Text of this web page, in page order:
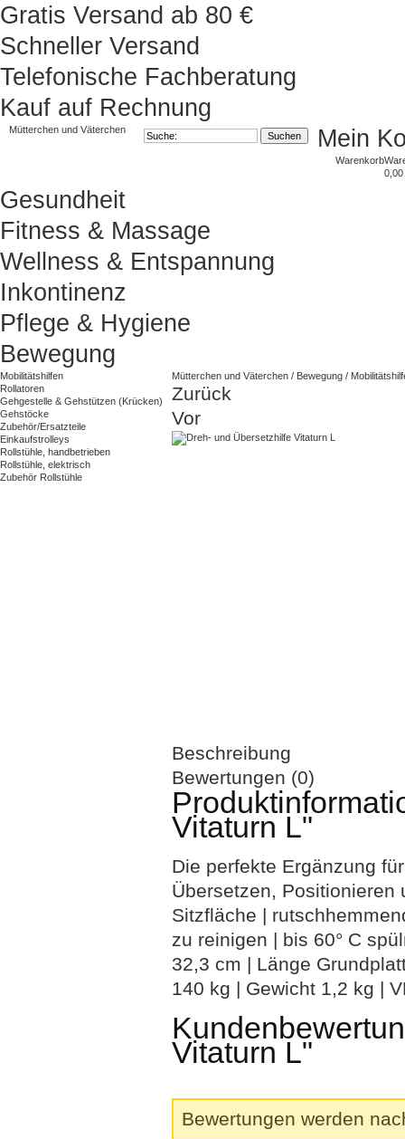
Gratis Versand ab 80 €
Schneller Versand
Telefonische Fachberatung
Kauf auf Rechnung
Mütterchen und Väterchen Mein
Warenkorb
0,00
Gesundheit
Fitness & Massage
Wellness & Entspannung
Inkontinenz
Pflege & Hygiene
Bewegung
Mobilitätshilfen
Rollatoren
Gehgestelle & Gehstützen (Krücken)
Gehstöcke
Zubehör/Ersatzteile
Einkaufstrolleys
Rollstühle, handbetrieben
Rollstühle, elektrisch
Zubehör Rollstühle
Mütterchen und Väterchen / Bewegung /
Zurück
Vor
Beschreibung
Bewertungen (0)
Vitaturn L"
Die perfekte Ergänzung
Übersetzen, Positionieren
Sitzfläche |
zu reinigen | bis 60° C
32,3 cm | Länge
140 kg | Gewicht 1,2 kg |
Vitaturn L"
Bewertungen werden